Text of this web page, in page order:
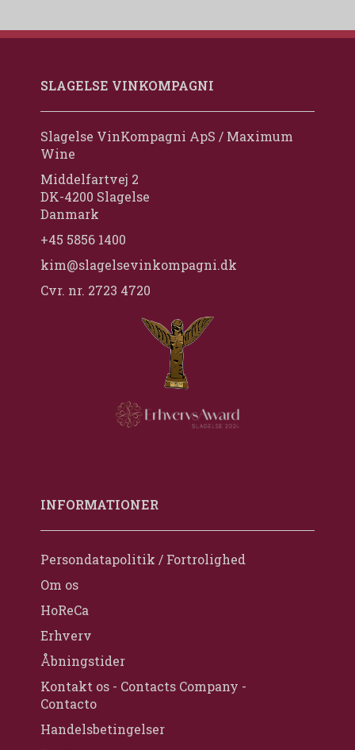
SLAGELSE VINKOMPAGNI
Slagelse VinKompagni ApS / Maximum
Wine
Middelfartvej 2
DK-4200 Slagelse
Danmark
+45 5856 1400
kim@slagelsevinkompagni.dk
Cvr. nr. 2723 4720
INFORMATIONER
Persondatapolitik / Fortrolighed
Om os
HoReCa
Erhverv
Åbningstider
Kontakt os - Contacts Company -
Contacto
Handelsbetingelser